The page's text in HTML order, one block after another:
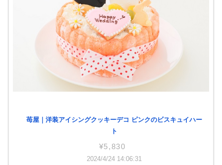
苺屋｜洋装アイシングクッキーデコ ピンクのビスキュイハー
ト
¥5,830
2024/4/24 14:06:31